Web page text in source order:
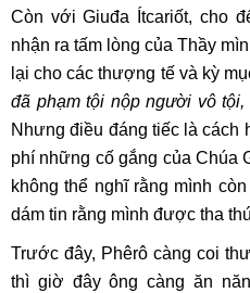
Còn với Giuđa Ítcariốt, cho
nhận ra tấm lòng của Thầy
lại cho các thượng tế và kỳ
đã phạm tội nộp người vô
Nhưng điều đáng tiếc là cách
phí những cố gắng của Chúa
không thể nghĩ rằng mình
dám tin rằng mình được tha
Trước đây, Phêrô càng coi
thì giờ đây ông càng ăn